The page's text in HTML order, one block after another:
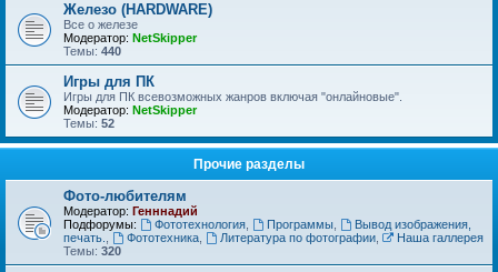
Железо (HARDWARE)
Все о железе
Модератор: NetSkipper
Темы: 440
Игры для ПК
Игры для ПК всевозможных жанров включая "онлайновые".
Модератор: NetSkipper
Темы: 52
Прочие разделы
Фото-любителям
Модератор: Генннадий
Подфорумы:
Фототехнология, Программы,
Вывод изображения,
печать.
Фототехника, Литература по фотографии,
Наша галлерея
Темы: 320